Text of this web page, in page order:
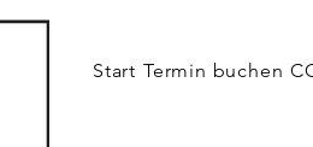
Start Termin buchen